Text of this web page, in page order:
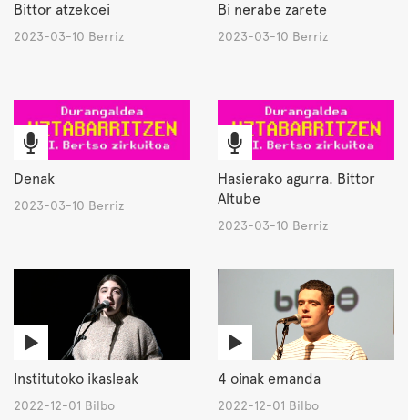
Bittor atzekoei
2023-03-10 Berriz
Bi nerabe zarete
2023-03-10 Berriz
Denak
2023-03-10 Berriz
Hasierako agurra. Bittor
Altube
2023-03-10 Berriz
Institutoko ikasleak
2022-12-01 Bilbo
4 oinak emanda
2022-12-01 Bilbo